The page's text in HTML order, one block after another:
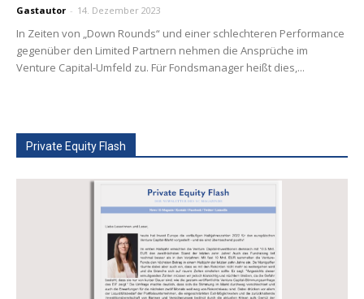
Gastautor - 14. Dezember 2023
In Zeiten von „Down Rounds“ und einer schlechteren Performance
gegenüber den Limited Partnern nehmen die Ansprüche im
Venture Capital-Umfeld zu. Für Fondsmanager heißt dies,...
Private Equity Flash